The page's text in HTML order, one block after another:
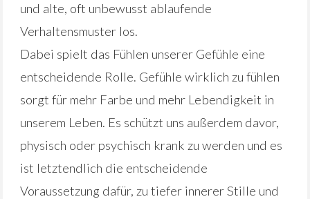
und alte, oft unbewusst ablaufende
Verhaltensmuster los.
Dabei spielt das Fühlen unserer Gefühle eine
entscheidende Rolle. Gefühle wirklich zu fühlen
sorgt für mehr Farbe und mehr Lebendigkeit in
unserem Leben. Es schützt uns außerdem davor,
physisch oder psychisch krank zu werden und es
ist letztendlich die entscheidende
Voraussetzung dafür, zu tiefer innerer Stille und